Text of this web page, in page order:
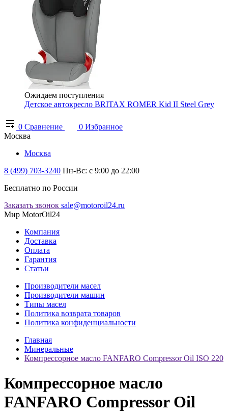
Ожидаем поступления
Детское автокресло BRITAX ROMER Kid II Steel Grey
0 Сравнение 0 Избранное
Москва
Москва
8 (499) 703-3240 Пн-Вс: с 9:00 до 22:00
Бесплатно по России
Заказать звонок sale@motoroil24.ru
Мир MotorOil24
Компания
Доставка
Оплата
Гарантия
Статьи
Производители масел
Производители машин
Типы масел
Политика возврата товаров
Политика конфиденциальности
Главная
Минеральные
Компрессорное масло FANFARO Compressor Oil ISO 220
Компрессорное масло
FANFARO Compressor Oil